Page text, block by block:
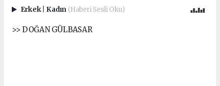
Erkek Kadın (Haberi Sesli Oku)
>> DOĞAN GÜLBASAR